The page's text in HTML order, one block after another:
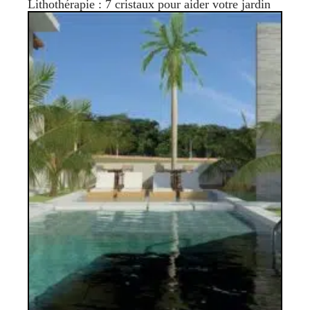
Lithothérapie : 7 cristaux pour aider votre jardin